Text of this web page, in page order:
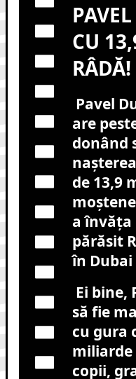
CU
RÂDĂ!
Pavel
are
donând
de 13,9
a învăța
părăsit
în
Ei bine,
să fie
cu gura
miliarde
copii,